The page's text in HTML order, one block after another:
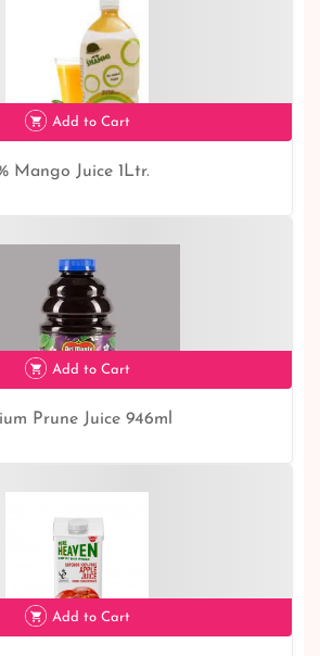
Add to Cart
Mango Juice 1Ltr.
Add to Cart
Prune Juice 946ml
Add to Cart